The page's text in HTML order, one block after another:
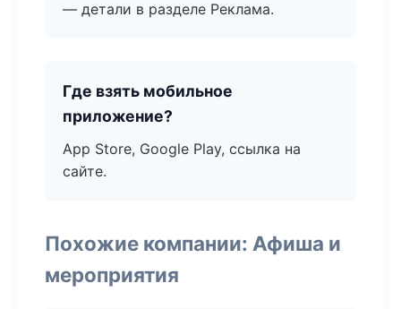
— детали в разделе Реклама.
Где взять мобильное
приложение?
App Store, Google Play, ссылка на
сайте.
Похожие компании: Афиша и
мероприятия